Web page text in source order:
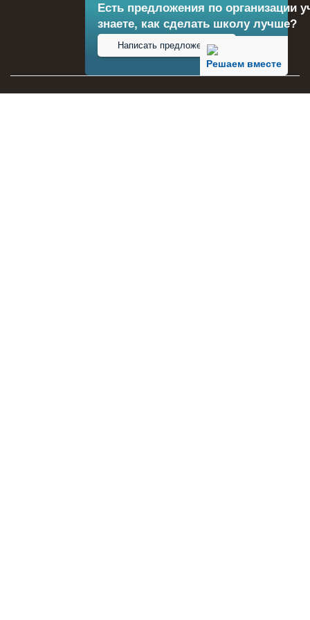
Решаем вместе
Есть предложения по организации
знаете, как сделать школу лучше?
Написать предложение